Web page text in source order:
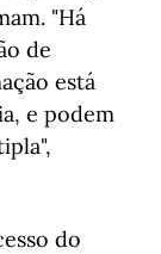
"Há
de
está
e podem
do